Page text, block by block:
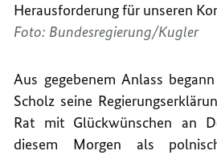
Herausforderung für unseren
Foto: Bundesregierung/Kugler
Aus gegebenem Anlass
Scholz seine
Rat mit Glückwünschen an
diesem Morgen als